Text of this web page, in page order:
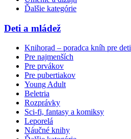
Ďalšie kategórie
Deti a mládež
Knihorad – poradca kníh pre deti
Pre najmenších
Pre prvákov
Pre pubertiakov
Young Adult
Beletria
Rozprávky
Sci-fi, fantasy a komiksy
Leporelá
Náučné knihy